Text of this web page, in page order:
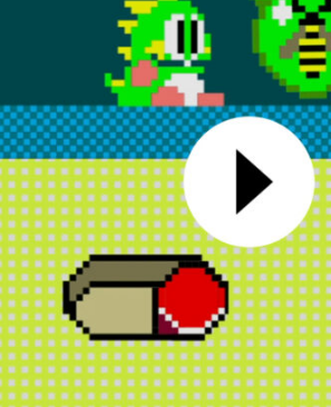
MOTION DESIGN
Carte de vœux 2024